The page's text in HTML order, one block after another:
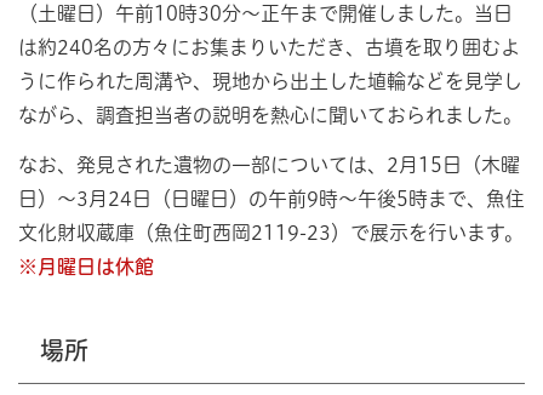
（土曜日）午前10時30分～正午まで開催しました。当日
は約240名の方々にお集まりいただき、古墳を取り囲むよ
うに作られた周溝や、現地から出土した埴輪などを見学し
ながら、調査担当者の説明を熱心に聞いておられました。
なお、発見された遺物の一部については、2月15日（木曜
日）～3月24日（日曜日）の午前9時～午後5時まで、魚住
文化財収蔵庫（魚住町西岡2119-23）で展示を行います。
※月曜日は休館
場所